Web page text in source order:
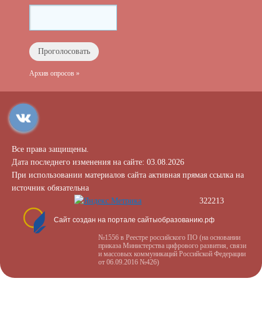
Архив опросов »
Все права защищены.
Дата последнего изменения на сайте: 03.08.2026
При использовании материалов сайта активная прямая ссылка на
источник обязательна
322213
Сайт создан на портале сайтыобразованию.рф
№1556 в Реестре российского ПО (на основании
приказа Министерства цифрового развития, связи
и массовых коммуникаций Российской Федерации
от 06.09.2016 №426)